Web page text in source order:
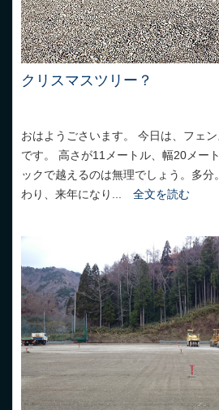
クリスマスツリー？
おはようごさいます。 今日は、フェ
です。 高さが11メートル、幅20メー
ックで越えるのは無理でしょう。多
わり、来年になり... 全文を読む